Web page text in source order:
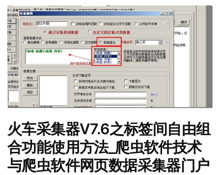
火车采集器V7.6之标签间自由组
合功能使用方法_爬虫软件技术
与爬虫软件网页数据采集器门户